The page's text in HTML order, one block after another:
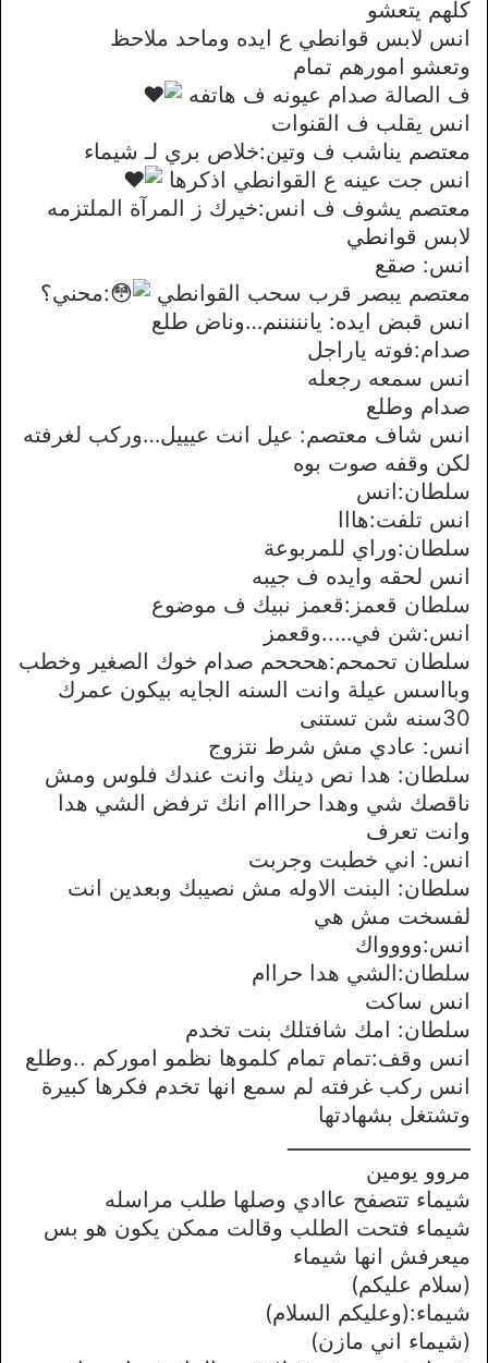
كلهم يتعشو
انس لابس قوانطي ع ايده وماحد ملاحظ
وتعشو امورهم تمام
ف الصالة صدام عيونه ف هاتفه
انس يقلب ف القنوات
معتصم يناشب ف وتين:خلاص بري لـ شيماء
انس جت عينه ع القوانطي اذكرها
معتصم يشوف ف انس:خيرك ز المرآة الملتزمه
لابس قوانطي
انس: صقع
معتصم يبصر قرب سحب القوانطي
:محني؟
انس قبض ايده: يانننننم…وناض طلع
صدام:فوته ياراجل
انس سمعه رجعله
صدام وطلع
انس شاف معتصم: عيل انت عيييل…وركب لغرفته
لكن وقفه صوت بوه
سلطان:انس
انس تلفت:هااا
سلطان:وراي للمربوعة
انس لحقه وايده ف جيبه
سلطان قعمز:قعمز نبيك ف موضوع
انس:شن في…..وقعمز
سلطان تحمحم:هحححم صدام خوك الصغير وخطب
وبااسس عيلة وانت السنه الجايه بيكون عمرك
30سنه شن تستنى
انس: عادي مش شرط نتزوج
سلطان: هدا نص دينك وانت عندك فلوس ومش
ناقصك شي وهدا حرااام انك ترفض الشي هدا
وانت تعرف
انس: اني خطبت وجربت
سلطان: البنت الاوله مش نصيبك وبعدين انت
لفسخت مش هي
انس:وووواك
سلطان:الشي هدا حراام
انس ساكت
سلطان: امك شافتلك بنت تخدم
انس وقف:تمام تمام كلموها نظمو اموركم ..وطلع
انس ركب غرفته لم سمع انها تخدم فكرها كبيرة
وتشتغل بشهادتها
ــــــــــــــــــــــــــــ
مروو يومين
شيماء تتصفح عاادي وصلها طلب مراسله
شيماء فتحت الطلب وقالت ممكن يكون هو بس
ميعرفش انها شيماء
(سلام عليكم)
شيماء:(وعليكم السلام)
(شيماء اني مازن)